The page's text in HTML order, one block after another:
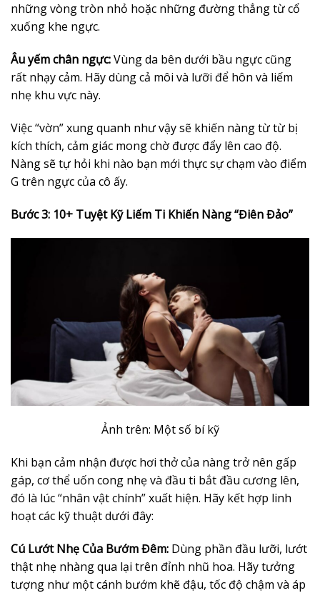
những vòng tròn nhỏ hoặc những đường thẳng từ cổ
xuống khe ngực.
Âu yếm chân ngực:Vùng da bên dưới bầu ngực cũng
rất nhạy cảm. Hãy dùng cả môi và lưỡi để hôn và liếm
nhẹ khu vực này.
Việc “vờn” xung quanh như vậy sẽ khiến nàng từ từ bị
kích thích, cảm giác mong chờ được đẩy lên cao độ.
Nàng sẽ tự hỏi khi nào bạn mới thực sự chạm vào điểm
G trên ngực của cô ấy.
Bước 3: 10+ Tuyệt Kỹ Liếm Ti Khiến Nàng “Điên Đảo”
Ảnh trên: Một số bí kỹ
Khi bạn cảm nhận được hơi thở của nàng trở nên gấp
gáp, cơ thể uốn cong nhẹ và đầu ti bắt đầu cương lên,
đó là lúc “nhân vật chính” xuất hiện. Hãy kết hợp linh
hoạt các kỹ thuật dưới đây:
Cú Lướt Nhẹ Của Bướm Đêm: Dùng phần đầu lưỡi, lướt
thật nhẹ nhàng qua lại trên đỉnh nhũ hoa. Hãy tưởng
tượng như một cánh bướm khẽ đậu, tốc độ chậm và áp